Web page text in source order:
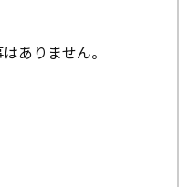
ありません。